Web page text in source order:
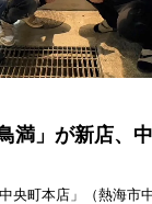
満」が新店、
央町本店」（熱海市